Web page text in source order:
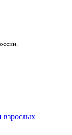
взрослых